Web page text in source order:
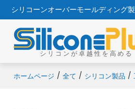
シリコーンオーバーモールディング
シリコンが卓越性を高める
ホームページ / 全て / シリコン製品 /